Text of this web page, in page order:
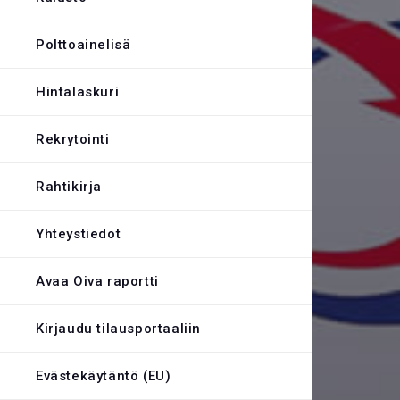
Polttoainelisä
Hintalaskuri
Rekrytointi
Rahtikirja
Yhteystiedot
Avaa Oiva raportti
Kirjaudu tilausportaaliin
Evästekäytäntö (EU)